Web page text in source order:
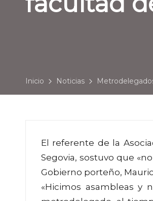
Inicio Noticias
El referente de la
Segovia, sostuvo que
Gobierno porteño,
«Hicimos asambleas y